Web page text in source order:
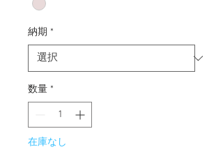
納期 *
数量 *
在庫なし